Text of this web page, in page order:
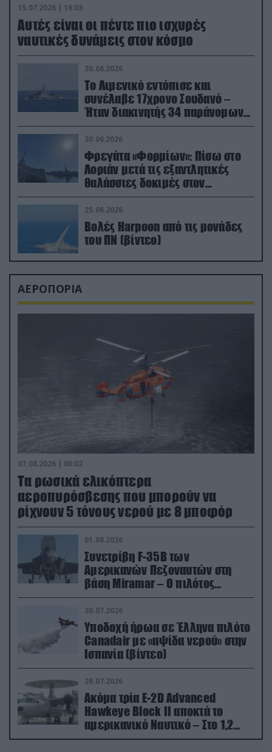
15.07.2026 | 16:03
Aυτές είναι οι πέντε πιο ισχυρές
ναυτικές δυνάμεις στον κόσμο
30.06.2026
Το Λιμενικό εντόπισε και
συνέλαβε 17χρονο Σουδανό –
Ήταν διακινητής 34 παράνομων
μεταναστών
30.06.2026
Φρεγάτα «Φορμίων»: Πίσω στο
Λοριάν μετά τις εξαντλητικές
θαλάσσιες δοκιμές στον
απαιτητικό Βισκαϊκό
25.06.2026
Βολές Harpoon από τις μονάδες
του ΠΝ (βίντεο)
ΑΕΡΟΠΟΡΙΑ
07.08.2026 | 00:02
Τα ρωσικά ελικόπτερα
αεροπυρόσβεσης που μπορούν να
ρίχνουν 5 τόνους νερού με 8 μποφόρ
01.08.2026
Συνετρίβη F-35B των
Αμερικανών Πεζοναυτών στη
βάση Miramar – Ο πιλότος
εκτινάχθηκε εγκαίρως
30.07.2026
Υποδοχή ήρωα σε Έλληνα πιλότο
Canadair με «αψίδα νερού» στην
Ισπανία (βίντεο)
29.07.2026
Ακόμα τρία E-2D Advanced
Hawkeye Block II αποκτά το
αμερικανικό Ναυτικό – Στο 1,2
δισ.δολάρια το κόστος